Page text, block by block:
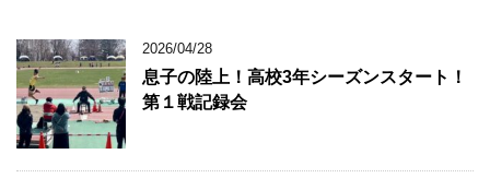
2026/04/28
息子の陸上！高校3年シーズンスタート！
第１戦記録会